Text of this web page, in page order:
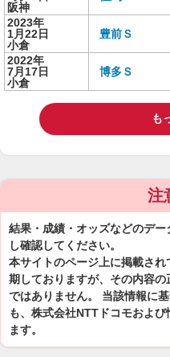
阪神
2023年
1月22日
小倉
豊前Ｓ
2022年
7月17日
小倉
博多Ｓ
も
注
結果・成績・オッズなどのデ
し確認してください。
本サイトのページ上に掲載さ
期しておりますが、その内容
ではありません。 当該情報に
も、株式会社NTTドコモおよ
ます。